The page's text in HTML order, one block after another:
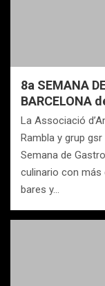
8a SEMANA
BARCELONA
La Associació
Rambla y grup
Semana de
culinario con más
bares y…